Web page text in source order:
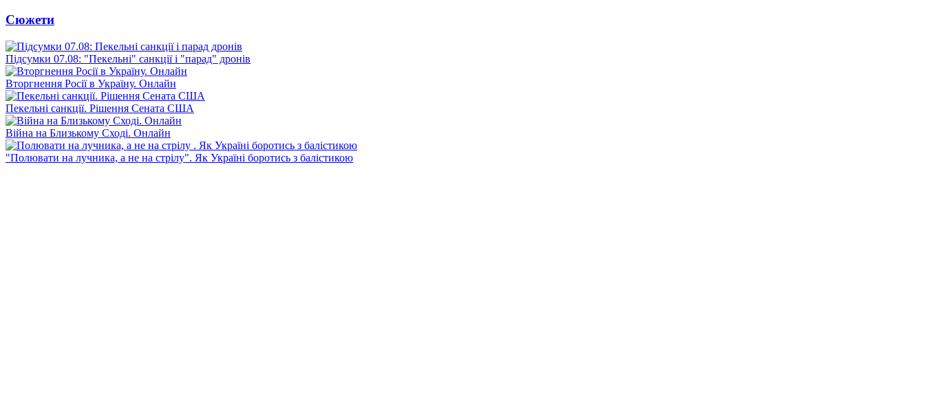
Сюжети
Підсумки 07.08: "Пекельні" санкції і "парад" дронів
Вторгнення Росії в Україну. Онлайн
Пекельні санкції. Рішення Сената США
Війна на Близькому Сході. Онлайн
"Полювати на лучника, а не на стрілу". Як Україні боротись з балістикою